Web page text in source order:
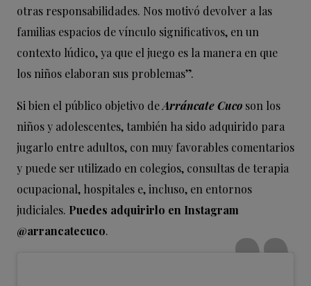
otras responsabilidades. Nos motivó devolver a las
familias espacios de vínculo significativos, en un
contexto lúdico, ya que el juego es la manera en que
los niños elaboran sus problemas”.
Si bien el público objetivo deArráncate Cuco son los
niños y adolescentes, también ha sido adquirido para
jugarlo entre adultos, con muy favorables comentarios
y puede ser utilizado en colegios, consultas de terapia
ocupacional, hospitales e, incluso, en entornos
judiciales. Puedes adquirirlo en Instagram
@arrancatecuco.